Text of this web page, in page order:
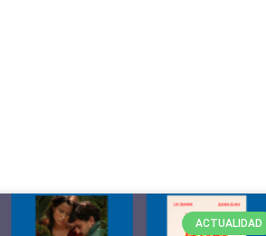
ACTUALIDAD